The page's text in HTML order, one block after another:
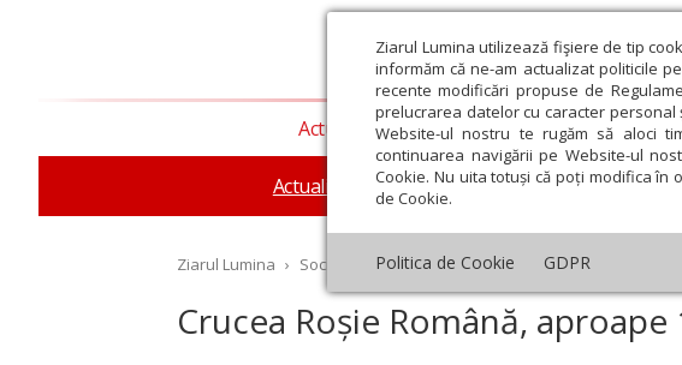
Ziarul Lumina utilizează fişiere de tip
informăm că ne-am actualizat politicile
recente modificări propuse de
prelucrarea datelor cu caracter
Website-ul nostru te rugăm să aloci
continuarea navigării pe Website-ul
Cookie. Nu uita totuși că poți modifica
de Cookie.
Politica de Cookie GDPR
Actualitate religioasă Teologie și
Actualitate socială Sănătate Analiză
Ziarul Lumina › Societate › Actualitate socială Crucea Roșie
Crucea Roșie Română,